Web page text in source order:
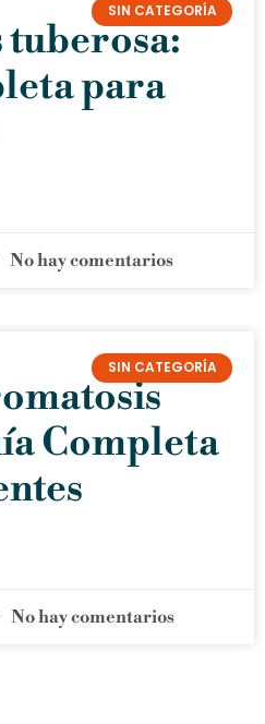
SIN CATEGORÍA
tuberosa:
para
No hay comentarios
SIN CATEGORÍA
Completa
No hay comentarios